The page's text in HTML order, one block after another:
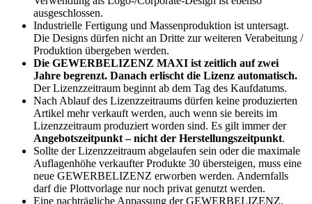
ausgeschlossen.
Industrielle Fertigung und Massenproduktion ist untersagt.
Die Designs dürfen nicht an Dritte zur weiteren Verabeitung /
Produktion übergeben werden.
Die GEWERBELIZENZ MAXI ist zeitlich auf zwei
Jahre begrenzt. Danach erlischt die Lizenz automatisch.
Der Lizenzzeitraum beginnt ab dem Tag des Kaufdatums.
Nach Ablauf des Lizenzzeitraums dürfen keine produzierten
Artikel mehr verkauft werden, auch wenn sie bereits im
Lizenzzeitraum produziert worden sind. Es gilt immer der
Angebotszeitpunkt – nicht der Herstellungszeitpunkt.
Sollte der Lizenzzeitraum abgelaufen sein oder die maximale
Auflagenhöhe verkaufter Produkte 30 übersteigen, muss eine
neue GEWERBELIZENZ erworben werden. Andernfalls
darf die Plottvorlage nur noch privat genutzt werden.
Eine nachträgliche Anpassung der GEWERBELIZENZ,